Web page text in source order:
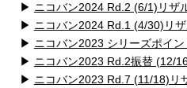
▶ ニコバン2024 Rd.2 (6/1)リザ
▶ ニコバン2024 Rd.1 (4/30)リザ
▶ ニコバン2023 シリーズポイ
▶ ニコバン2023 Rd.2振替 (12/
▶ ニコバン2023 Rd.7 (11/18)リ